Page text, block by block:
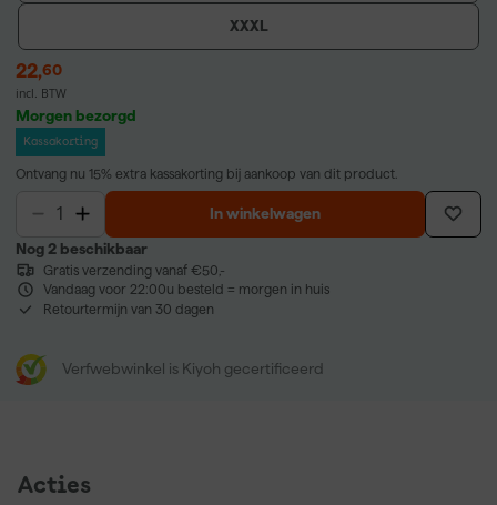
XXXL
22,60
incl. BTW
Morgen bezorgd
Kassakorting
Ontvang nu 15% extra kassakorting bij aankoop van dit product.
In winkelwagen
Nog 2 beschikbaar
Gratis verzending vanaf €50,-
Vandaag voor 22:00u besteld = morgen in huis
Retourtermijn van 30 dagen
Verfwebwinkel is Kiyoh gecertificeerd
Acties